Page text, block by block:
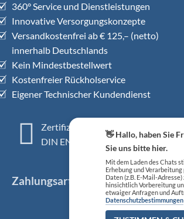
360° Service und Dienstleistungen
Innovative Versorgungskonzepte
Versandkostenfrei ab € 125,– (netto)
innerhalb Deutschlands
Kein Mindestbestellwert
Kostenfreier Rückholservice
Eigener Technischer Kundendienst
Zertifiziertes QM-System
DIN EN ISO 13485
Zahlungsarten
👋 Hallo, haben Sie
Sie uns bitte hier.
Mit dem Laden des Chats
Erhebung und
Daten (z.B. E-Mail-
hinsichtlich Vorbereitung
etwaiger Anfragen und
Datenschutzbestimmungen